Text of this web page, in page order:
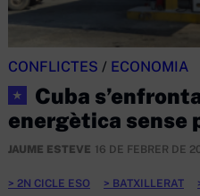
CONFLICTES / ECONOMIA
★
Cuba
energètica sense
JAUME ESTEVE 16 DE FEBRER DE
2N CICLE ESO BATXILLERAT